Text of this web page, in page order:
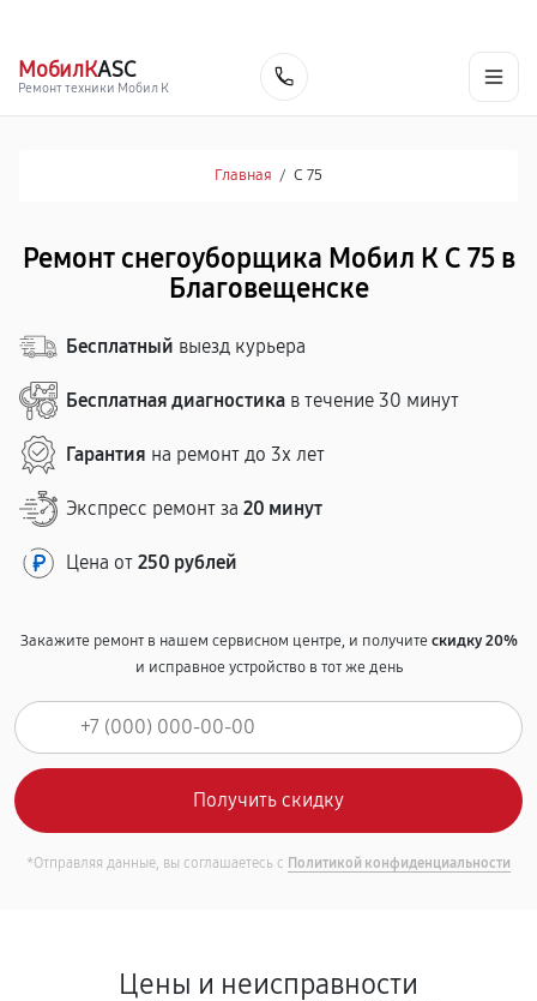
МобилКASC
Ремонт техники Мобил К
Главная / С 75
Ремонт снегоуборщика Мобил К С 75 в
Благовещенске
Бесплатный выезд курьера
Бесплатная диагностика в течение 30 минут
Гарантия на ремонт до 3х лет
Экспресс ремонт за 20 минут
Цена от 250 рублей
Закажите ремонт в нашем сервисном центре, и получитескидку 20%
и исправное устройство в тот же день
*Отправляя данные, вы соглашаетесь с Политикой конфиденциальности
Цены и неисправности